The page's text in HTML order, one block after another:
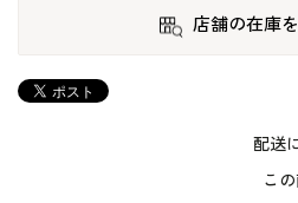
店舗の在庫
配送
こ